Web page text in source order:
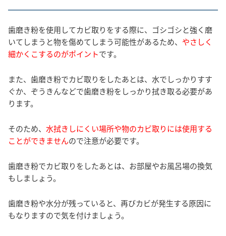
歯磨き粉を使用してカビ取りをする際に、ゴシゴシと強く磨
いてしまうと物を傷めてしまう可能性があるため、 やさしく
細かくこするのがポイントです。
また、歯磨き粉でカビ取りをしたあとは、水でしっかりすす
ぐか、ぞうきんなどで歯磨き粉をしっかり拭き取る必要があ
ります。
そのため、 水拭きしにくい場所や物のカビ取りには使用する
ことができませんので注意が必要です。
歯磨き粉でカビ取りをしたあとは、お部屋やお風呂場の換気
もしましょう。
歯磨き粉や水分が残っていると、再びカビが発生する原因に
もなりますので気を付けましょう。